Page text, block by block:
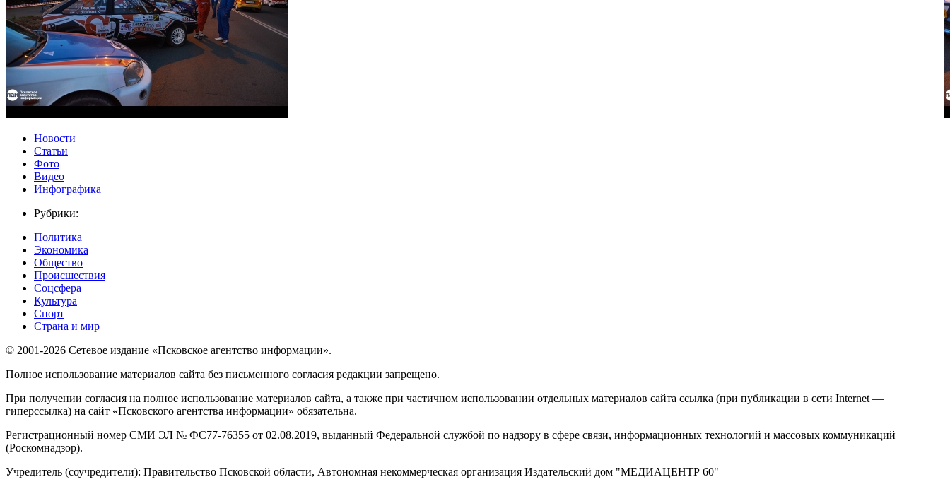
Новости
Статьи
Фото
Видео
Инфографика
Рубрики:
Политика
Экономика
Общество
Происшествия
Соцсфера
Культура
Спорт
Страна и мир
© 2001-2026 Сетевое издание «Псковское агентство информации».
Полное использование материалов сайта без письменного согласия редакции запрещено.
При получении согласия на полное использование материалов сайта, а также при частичном использовании отдельных материалов сайта ссылка (при публикации в сети Internet —
гиперссылка) на сайт «Псковского агентства информации» обязательна.
Регистрационный номер СМИ ЭЛ № ФС77-76355 от 02.08.2019, выданный Федеральной службой по надзору в сфере связи, информационных технологий и массовых коммуникаций
(Роскомнадзор).
Учредитель (соучредители): Правительство Псковской области, Автономная некоммерческая организация Издательский дом "МЕДИАЦЕНТР 60"